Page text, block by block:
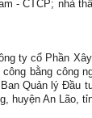
- CTCP; nhà
ty cổ Phần
bằng công
Quản lý Đầu
huyện An Lão,